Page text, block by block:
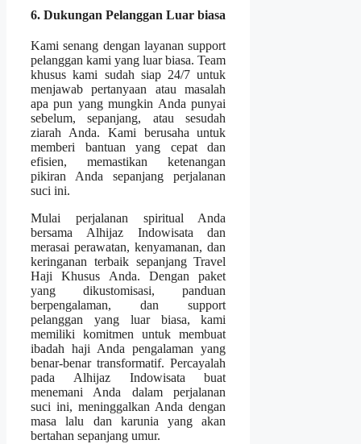
6. Dukungan Pelanggan Luar biasa
Kami senang dengan layanan support
pelanggan kami yang luar biasa. Team
khusus kami sudah siap 24/7 untuk
menjawab pertanyaan atau masalah
apa pun yang mungkin Anda punyai
sebelum, sepanjang, atau sesudah
ziarah Anda. Kami berusaha untuk
memberi bantuan yang cepat dan
efisien, memastikan ketenangan
pikiran Anda sepanjang perjalanan
suci ini.
Mulai perjalanan spiritual Anda
bersama Alhijaz Indowisata dan
merasai perawatan, kenyamanan, dan
keringanan terbaik sepanjang Travel
Haji Khusus Anda. Dengan paket
yang dikustomisasi, panduan
berpengalaman, dan support
pelanggan yang luar biasa, kami
memiliki komitmen untuk membuat
ibadah haji Anda pengalaman yang
benar-benar transformatif. Percayalah
pada Alhijaz Indowisata buat
menemani Anda dalam perjalanan
suci ini, meninggalkan Anda dengan
masa lalu dan karunia yang akan
bertahan sepanjang umur.